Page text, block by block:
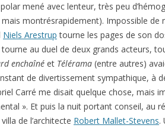
mené avec lenteur, très peu
montrésrapidement). Impossible de
Niels Arestrup tourne les pages de son
au duel de deux grands acteurs,
enchaîné et Télérama (entre autres)
de divertissement sympathique, à
Carré me disait quelque chose, mais
». Et puis la nuit portant conseil, au
de l’architecte Robert Mallet-Stevens.